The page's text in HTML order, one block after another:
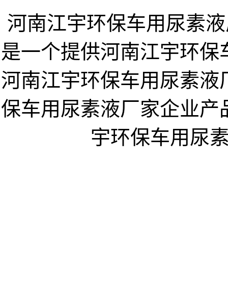
河南江宇环保车用尿素
是一个提供河南江宇环
河南江宇环保车用尿素
保车用尿素液厂家企业
宇环保车用尿